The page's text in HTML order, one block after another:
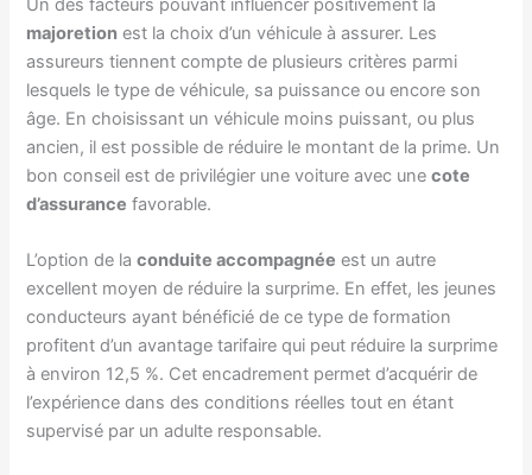
Un des facteurs pouvant influencer positivement la
majoretion est la choix d’un véhicule à assurer. Les
assureurs tiennent compte de plusieurs critères parmi
lesquels le type de véhicule, sa puissance ou encore son
âge. En choisissant un véhicule moins puissant, ou plus
ancien, il est possible de réduire le montant de la prime. Un
bon conseil est de privilégier une voiture avec unecote
d’assurance favorable.
L’option de laconduite accompagnée est un autre
excellent moyen de réduire la surprime. En effet, les jeunes
conducteurs ayant bénéficié de ce type de formation
profitent d’un avantage tarifaire qui peut réduire la surprime
à environ 12,5 %. Cet encadrement permet d’acquérir de
l’expérience dans des conditions réelles tout en étant
supervisé par un adulte responsable.